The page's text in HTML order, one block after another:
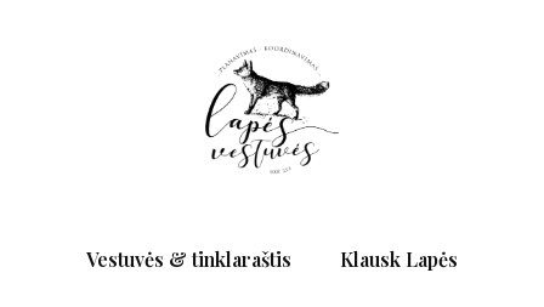
Vestuvės & tinklaraštis Klausk Lapės